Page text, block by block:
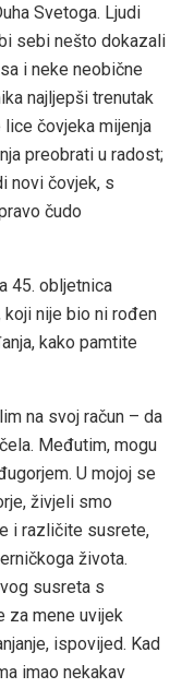
Svetoga. Ljudi
sebi nešto dokazali
i neke neobične
najljepši trenutak
čovjeka mijenja
preobrati u radost;
novi čovjek, s
čudo
45. obljetnica
koji nije bio ni rođen
kako pamtite
na svoj račun – da
Međutim, mogu
U mojoj se
živjeli smo
i različite susrete,
života.
susreta s
za mene uvijek
ispovijed. Kad
imao nekakav